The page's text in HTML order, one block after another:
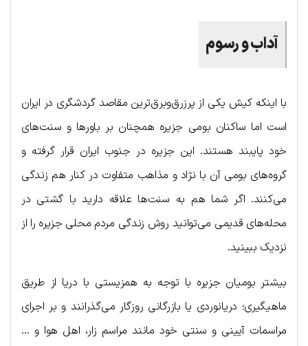
آداب و رسوم
با اینکه کیش یکی از پرزرق‌وبرق‌ترین مقاصد گردشگری در ایران
است اما ساکنان بومی جزیره همچنان بر باورها و سنت‌های
خود پایبند هستند. این جزیره در جنوب ایران قرار گرفته و
گروه‌های بومی آن با نژاد و مذاهب متفاوت در کنار هم زندگی
می‌کنند. اگر شما هم به سنت‌ها علاقه دارید با گشتی در
محله‌های قدیمی می‌توانید روش زندگی مردم محلی جزیره را از
نزدیک ببینید.
بیشتر بومیان جزیره با توجه به همزیستی با دریا از طریق
ماهیگیری؛ دریانوردی یا بازرگانی روزگار می‌گذرانند و بر اجرای
مراسمات آیینی و سنتی خود مانند مراسم زار، اهل هوا و …